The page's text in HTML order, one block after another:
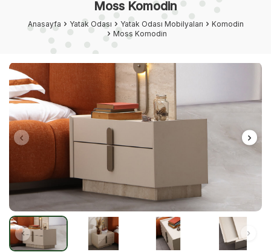
Moss Komodin
Anasayfa Yatak Odası Yatak Odası Mobilyaları
Komodin
Moss Komodin